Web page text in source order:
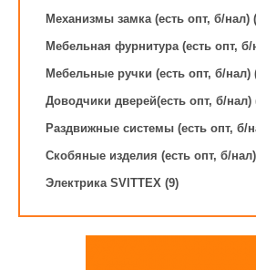
Механизмы замка (есть опт, б/нал)
Мебельная фурнитура (есть опт, б/
Мебельные ручки (есть опт, б/нал)
Доводчики дверей(есть опт, б/нал)
Раздвижные системы (есть опт, б/
Скобяные изделия (есть опт, б/
Электрика SVITTEX (9)